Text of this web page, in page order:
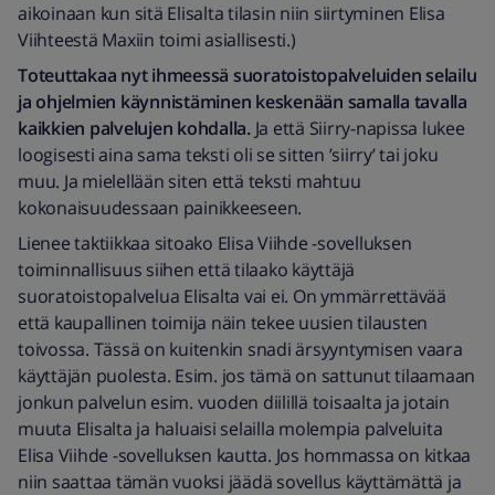
aikoinaan kun sitä Elisalta tilasin niin siirtyminen Elisa
Viihteestä Maxiin toimi asiallisesti.)
Toteuttakaa nyt ihmeessä suoratoistopalveluiden selailu
ja ohjelmien käynnistäminen keskenään samalla tavalla
kaikkien palvelujen kohdalla.Ja että Siirry-napissa lukee
loogisesti aina sama teksti oli se sitten ’siirry’ tai joku
muu. Ja mielellään siten että teksti mahtuu
kokonaisuudessaan painikkeeseen.
Lienee taktiikkaa sitoako Elisa Viihde -sovelluksen
toiminnallisuus siihen että tilaako käyttäjä
suoratoistopalvelua Elisalta vai ei. On ymmärrettävää
että kaupallinen toimija näin tekee uusien tilausten
toivossa. Tässä on kuitenkin snadi ärsyyntymisen vaara
käyttäjän puolesta. Esim. jos tämä on sattunut tilaamaan
jonkun palvelun esim. vuoden diilillä toisaalta ja jotain
muuta Elisalta ja haluaisi selailla molempia palveluita
Elisa Viihde -sovelluksen kautta. Jos hommassa on kitkaa
niin saattaa tämän vuoksi jäädä sovellus käyttämättä ja